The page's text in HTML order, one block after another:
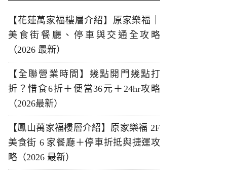
【花蓮萬家福樓層介紹】原家樂福｜
美食街餐廳、停車與交通全攻略
（2026 最新）
【全聯營業時間】幾點開門幾點打
折？惜食6折＋便當36元＋24hr攻略
（2026最新）
【鳳山萬家福樓層介紹】原家樂福 2F
美食街 6 家餐廳＋停車折抵與捷運攻
略（2026 最新）